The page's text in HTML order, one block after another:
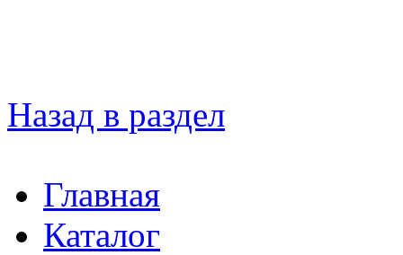
Назад в раздел
Главная
Каталог